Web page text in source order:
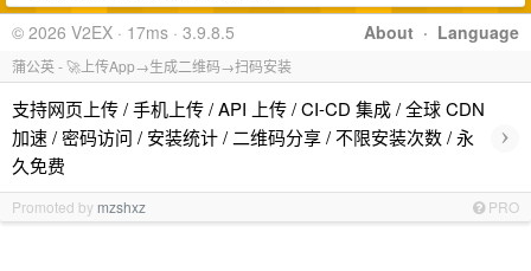
About · Language
© 2026 V2EX · 17ms · 3.9.8.5
蒲公英 - 🚀上传App→生成二维码→扫码安装
支持网页上传 / 手机上传 / API 上传 / CI-CD 集成 / 全球 CDN
加速 / 密码访问 / 安装统计 / 二维码分享 / 不限安装次数 / 永
久免费
›
Promoted by mzshxz PRO